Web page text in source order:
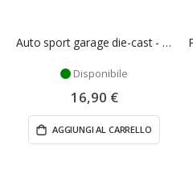
Auto sport garage die-cast - Mazzeo Giocattoli
Disponibile
16,90 €
AGGIUNGI AL CARRELLO